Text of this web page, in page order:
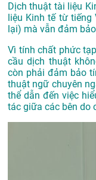
Dịch thuật tài liệu
liệu Kinh tế từ
lại) mà vẫn đảm
Vì tính chất phức
cầu dịch thuật
còn phải đảm bảo
thuật ngữ chuyên
thể dẫn đến việc
tác giữa các bên do